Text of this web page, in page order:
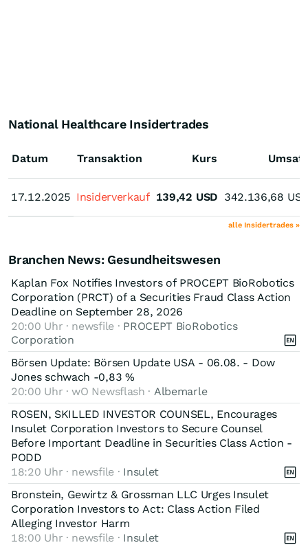
National Healthcare Insidertrades
Datum
17.12.2025
Transaktion Kurs Umsatz
17.12.2025 Insiderverkauf 139,42 USD 342.136,68
alle Insidertrades »
Branchen News: Gesundheitswesen
Kaplan Fox Notifies Investors of PROCEPT BioRobotics
Corporation (PRCT) of a Securities Fraud Class Action
Deadline on September 28, 2026
20:00 Uhr · newsfile · PROCEPT BioRobotics
Corporation
Börsen Update: Börsen Update USA - 06.08. - Dow
Jones schwach -0,83 %
20:00 Uhr · wO Newsflash · Albemarle
ROSEN, SKILLED INVESTOR COUNSEL, Encourages
Insulet Corporation Investors to Secure Counsel
Before Important Deadline in Securities Class Action -
PODD
18:20 Uhr · newsfile · Insulet
Bronstein, Gewirtz & Grossman LLC Urges Insulet
Corporation Investors to Act: Class Action Filed
Alleging Investor Harm
18:00 Uhr · newsfile · Insulet